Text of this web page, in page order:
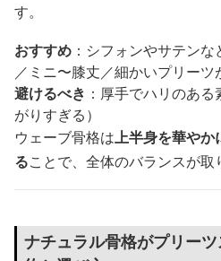
す。
おすすめ ：シフォンやサテン
／ミニ〜膝丈／細かいプリーツ
避けるべき ：厚手でハリのあ
がりすぎる）
ウェーブ骨格は上半身を華やか
ることで、全体のバランスが取
ナチュラル骨格がプリー